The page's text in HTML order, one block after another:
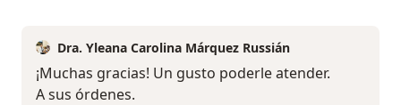
Dra. Yleana Carolina Márquez Russián
¡Muchas gracias! Un gusto poderle atender.
A sus órdenes.